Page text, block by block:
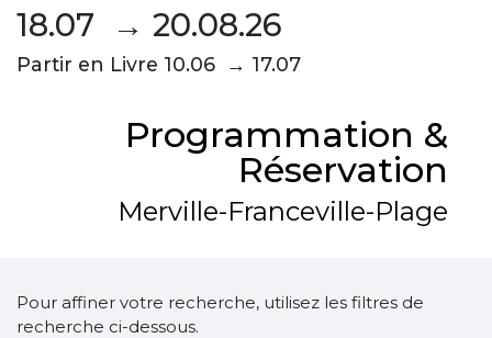
18.07 → 20.08.26
Partir en Livre 10.06 → 17.07
Programmation &
Réservation
Merville-Franceville-Plage
Pour affiner votre recherche, utilisez les filtres de
recherche ci-dessous.